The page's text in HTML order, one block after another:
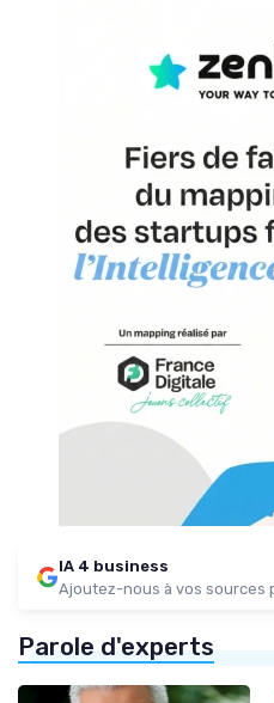
IA 4 business
Ajoutez-nous à vos sources
Parole d'experts